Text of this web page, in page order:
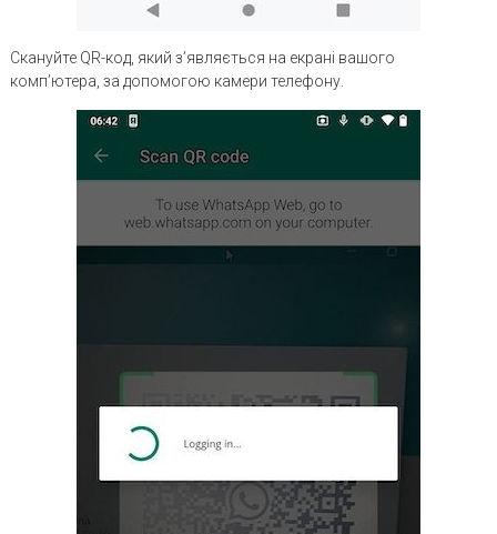
Скануйте QR-код, який з’являється на екрані вашого
комп’ютера, за допомогою камери телефону.